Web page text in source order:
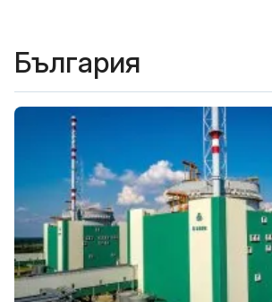
България